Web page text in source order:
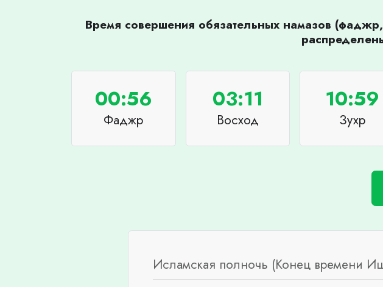
Время совершения обязательных намазов
00:56
Фаджр
03:11
Восход
10:59
Зухр
Исламская полночь (Конец времени